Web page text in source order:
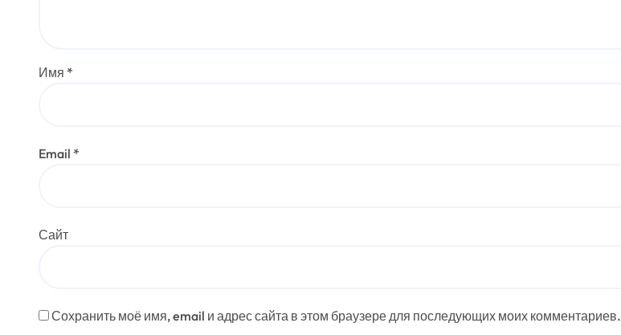
Имя *
Email *
Сайт
Сохранить моё имя, email и адрес сайта в этом браузере для последующих моих комментариев.